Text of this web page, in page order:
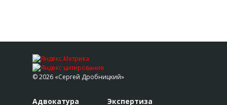
© 2026 «Сергей Дробницкий»
Адвокатура Экспертиза